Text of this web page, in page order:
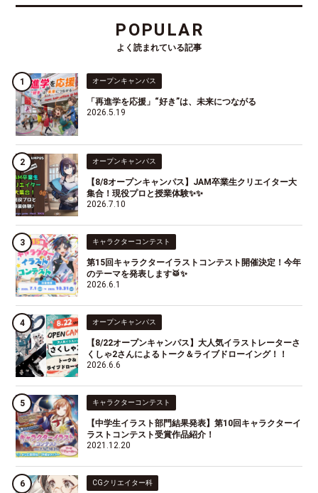
POPULAR
よく読まれている記事
オープンキャンパス
「再進学を応援」“好き”は、未来につながる
2026.5.19
オープンキャンパス
【8/8オープンキャンパス】JAM卒業生クリエイター大
集合！現役プロと授業体験✨✨
2026.7.10
キャラクターコンテスト
第15回キャラクターイラストコンテスト開催決定！今年
のテーマを発表します🥁✨
2026.6.1
オープンキャンパス
【8/22オープンキャンパス】大人気イラストレーターさ
くしゃ2さんによるトーク＆ライブドローイング！！
2026.6.6
キャラクターコンテスト
【中学生イラスト部門結果発表】第10回キャラクターイ
ラストコンテスト受賞作品紹介！
2021.12.20
CGクリエイター科